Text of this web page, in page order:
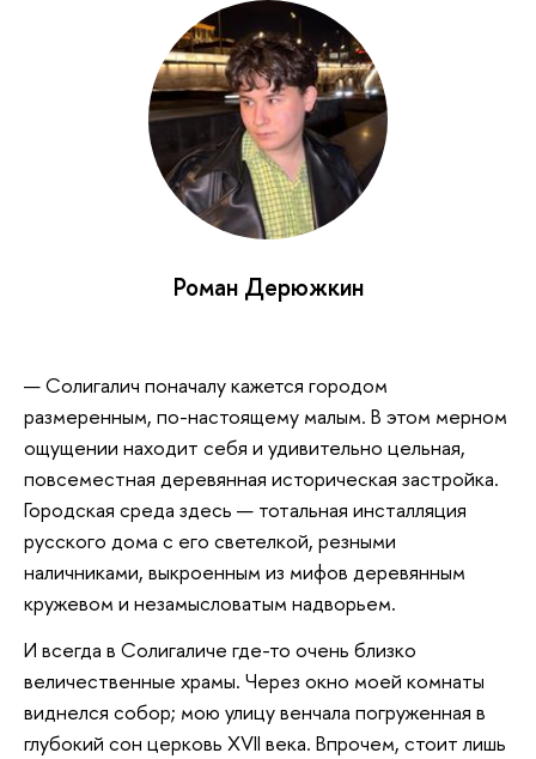
Роман Дерюжкин
— Солигалич поначалу кажется городом
размеренным, по-настоящему малым. В этом мерном
ощущении находит себя и удивительно цельная,
повсеместная деревянная историческая застройка.
Городская среда здесь — тотальная инсталляция
русского дома с его светелкой, резными
наличниками, выкроенным из мифов деревянным
кружевом и незамысловатым надворьем.
И всегда в Солигаличе где-то очень близко
величественные храмы. Через окно моей комнаты
виднелся собор; мою улицу венчала погруженная в
глубокий сон церковь XVII века. Впрочем, стоит лишь